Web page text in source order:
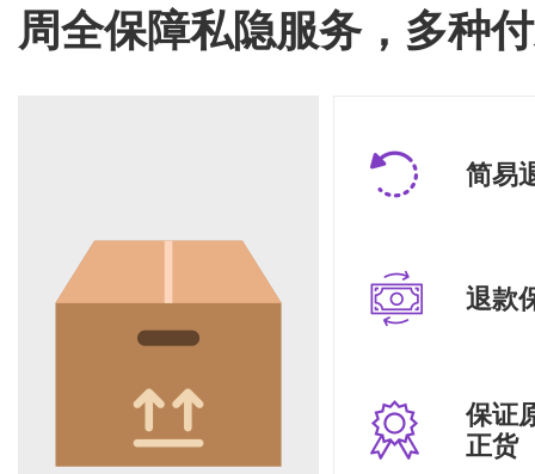
周全保障私隐服务，多种
简易
退款
保证
正货